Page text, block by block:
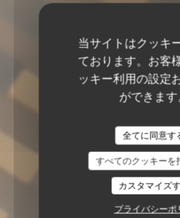
当サイトはクッキ
ております。お客
ッキー利用の設定
ができます
全てに同意す
すべてのクッキーを
カスタマイズ
プライバシーポ